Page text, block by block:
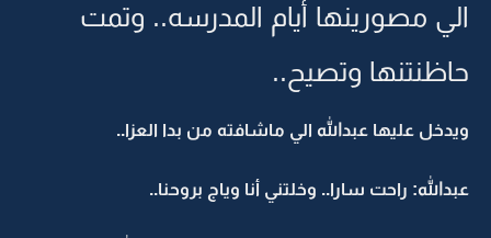
الي مصورينها أيام المدرسه.. وتمت
حاظنتنها وتصيح..
ويدخل عليها عبدالله الي ماشافته من بدا العزا..
عبدالله: راحت سارا.. وخلتني أنا وياج بروحنا..